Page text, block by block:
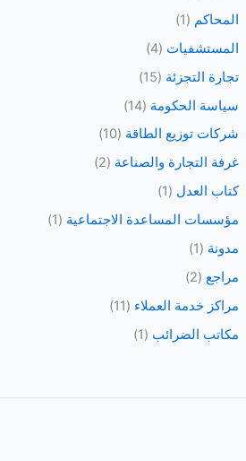
المحاكم (1)
المستشفيات (4)
تجارة التجزئة (15)
سياسة الحكومة (14)
شركات توزيع الطاقة (10)
غرفة التجارة والصناعة (2)
كتاب العدل (1)
مؤسسات المساعدة الاجتماعية (1)
مدونة (1)
مراجع (2)
مراكز خدمة العملاء (11)
مكاتب الضرائب (1)